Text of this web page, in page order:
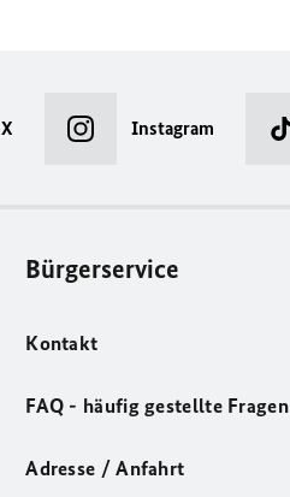
X Instagram
Bürgerservice
Kontakt
FAQ - häufig gestellte Fragen
Adresse / Anfahrt